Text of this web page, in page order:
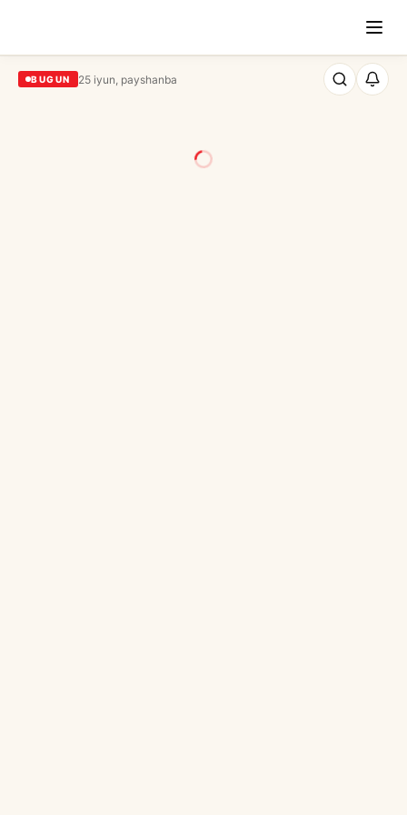
BUGUN 25 iyun, payshanba